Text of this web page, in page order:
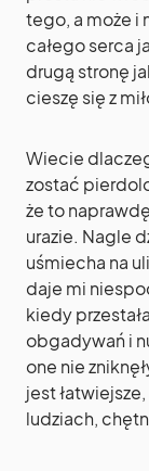
tego, a może i
całego serca
drugą stronę
cieszę się z
Wiecie
zostać
że to
urazie. Nagle
uśmiecha na
daje mi
kiedy
obgadywań i
one nie
jest
ludziach,